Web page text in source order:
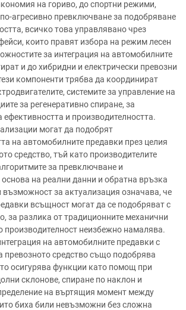
на гориво, до спортни режими,
агресивно превключване за подобряване
всичко това управлявано чрез
които правят избора на режим лесен
за интеграция на автомобилните
и до хибридни и електрически превозни
компоненти трябва да координират
системите за управление на
за регенеративно спиране, за
и производителността.
могат да подобрят
на автомобилните предавки през целия
средство, тъй като производителите
за превключване и
на реални данни и обратна връзка
възможност за актуализация означава, че
всъщност могат да се подобряват с
за разлика от традиционните механични
производителност неизбежно намалява.
на автомобилните предавки с
превозното средство също подобрява
осигурява функции като помощ при
склонове, спиране по наклон и
на въртящия момент между
биха били невъзможни без сложна